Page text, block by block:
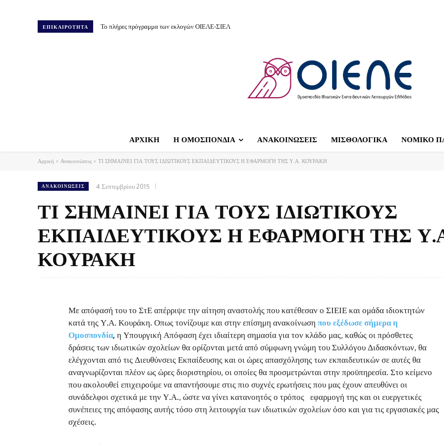
ΕΠΙΚΑΙΡΟΤΗΤΑ Το πλήρες πρόγραμμα των εκλογών ΟΙΕΛΕ-ΣΙΕΛ
ΑΡΧΙΚΗ Η ΟΜΟΣΠΟΝΔΙΑ ΑΝΑΚΟΙΝΩΣΕΙΣ ΜΙΣΘΟΛΟΓΙΚΑ ΝΟΜΙΚΟ
Αρχική Ανακοινώσεις ΤΙ ΣΗΜΑΙΝΕΙ ΓΙΑ ΤΟΥΣ ΙΔΙΩΤΙΚΟΥΣ ΕΚΠΑΙΔΕΥΤΙΚΟΥΣ Η ΕΦΑΡΜΟΓΗ ΤΗΣ Υ.Α. ΚΟΥΡΑΚΗ
ΑΝΑΚΟΙΝΏΣΕΙΣ 4 Σεπτεμβρίου 2015
ΤΙ ΣΗΜΑΙΝΕΙ ΓΙΑ ΤΟΥΣ ΙΔΙΩΤΙΚΟΥΣ
ΕΚΠΑΙΔΕΥΤΙΚΟΥΣ Η ΕΦΑΡΜΟΓΗ ΤΗΣ
ΚΟΥΡΑΚΗ
Με απόφασή του το ΣτΕ απέρριψε την αίτηση αναστολής που κατέθεσαν ο ΣΙΕΙΕ και ομάδα ιδιοκτητών
κατά της Υ.Α. Κουράκη. Οπως τονίζουμε και στην επίσημη ανακοίνωση που εξέδωσε σήμερα η
Ομοσπονδία, η Υπουργική Απόφαση έχει ιδιαίτερη σημασία για τον κλάδο μας, καθώς οι πρόσθετες
δράσεις των ιδιωτικών σχολείων θα ορίζονται μετά από σύμφωνη γνώμη του Συλλόγου Διδασκόντων, θα
ελέγχονται από τις Διευθύνσεις Εκπαίδευσης και οι ώρες απασχόλησης των εκπαιδευτικών σε αυτές θα
αναγνωρίζονται πλέον ως ώρες διοριστηρίου, οι οποίες θα προσμετρώνται στην προϋπηρεσία. Στο κείμενο
που ακολουθεί επιχειρούμε να απαντήσουμε στις πιο συχνές ερωτήσεις που μας έχουν απευθύνει οι
συνάδελφοι σχετικά με την Υ.Α., ώστε να γίνει κατανοητός ο τρόπος εφαρμογή της και οι ευεργετικές
συνέπειες της απόφασης αυτής τόσο στη λειτουργία των ιδιωτικών σχολείων όσο και για τις εργασιακές μας
σχέσεις.